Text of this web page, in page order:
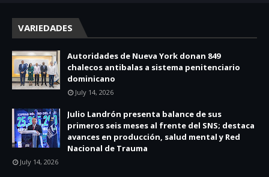
VARIEDADES
Autoridades de Nueva York donan 849
chalecos antibalas a sistema penitenciario
dominicano
July 14, 2026
Julio Landrón presenta balance de sus
primeros seis meses al frente del SNS; destaca
avances en producción, salud mental y Red
Nacional de Trauma
July 14, 2026